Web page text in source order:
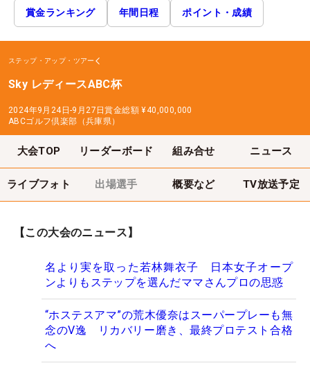
賞金ランキング 年間日程 ポイント・成績
ステップ・アップ・ツアー
Sky レディースABC杯
2024年9月24日-9月27日賞金総額 ¥40,000,000
ABCゴルフ倶楽部（兵庫県）
大会TOP リーダーボード 組み合せ ニュース
ライブフォト 出場選手 概要など TV放送予定
【この大会のニュース】
名より実を取った若林舞衣子 日本女子オープ
ンよりもステップを選んだママさんプロの思惑
“ホステスアマ”の荒木優奈はスーパープレーも無
念のV逸 リカバリー磨き、最終プロテスト合格
へ